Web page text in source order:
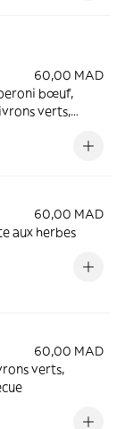
60,00 MAD
bœuf,
verts,
60,00 MAD
aux herbes
60,00 MAD
verts,